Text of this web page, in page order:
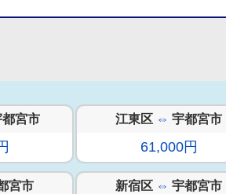
都宮市 江東区 ⇔ 宇都宮市
61,000円
宮市 新宿区 ⇔ 宇都宮市